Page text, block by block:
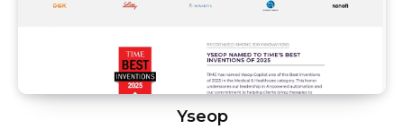
Yseop